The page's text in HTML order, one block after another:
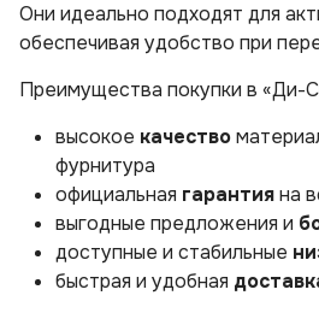
Они идеально подходят для
обеспечивая удобство при
Преимущества покупки в «Ди-
высокое качество
фурнитура
официальная гарантияна
выгодные предложения и
доступные и стабильные
быстрая и удобная